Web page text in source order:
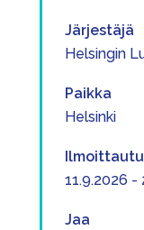
Järjestäjä
Helsingin
Paikka
Helsinki
11.9.2026 -
Jaa